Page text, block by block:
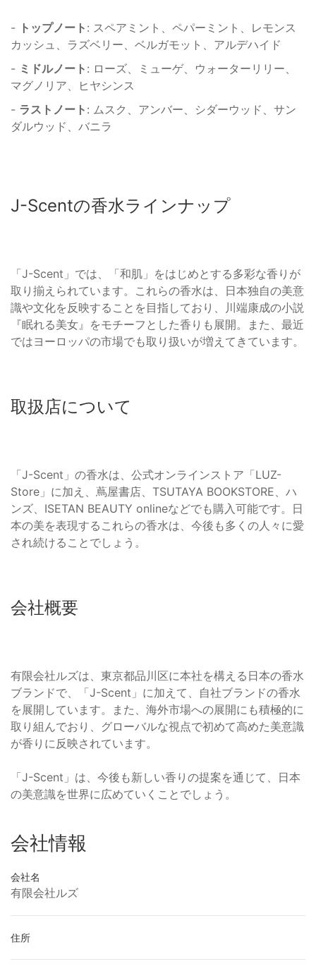
- トップノート : スペアミント、ペパーミント、レモンス
カッシュ、ラズベリー、ベルガモット、アルデハイド
- ミドルノート : ローズ、ミューゲ、ウォーターリリー、
マグノリア、ヒヤシンス
- ラストノート : ムスク、アンバー、シダーウッド、サン
ダルウッド、バニラ
J-Scentの香水ラインナップ
「J-Scent」では、「和肌」をはじめとする多彩な香りが
取り揃えられています。これらの香水は、日本独自の美意
識や文化を反映することを目指しており、川端康成の小説
『眠れる美女』をモチーフとした香りも展開。また、最近
ではヨーロッパの市場でも取り扱いが増えてきています。
取扱店について
「J-Scent」の香水は、公式オンラインストア「LUZ-
Store」に加え、蔦屋書店、TSUTAYA BOOKSTORE、ハ
ンズ、ISETAN BEAUTY onlineなどでも購入可能です。日
本の美を表現するこれらの香水は、今後も多くの人々に愛
され続けることでしょう。
会社概要
有限会社ルズは、東京都品川区に本社を構える日本の香水
ブランドで、「J-Scent」に加えて、自社ブランドの香水
を展開しています。また、海外市場への展開にも積極的に
取り組んでおり、グローバルな視点で初めて高めた美意識
が香りに反映されています。
「J-Scent」は、今後も新しい香りの提案を通じて、日本
の美意識を世界に広めていくことでしょう。
会社情報
会社名
有限会社ルズ
住所